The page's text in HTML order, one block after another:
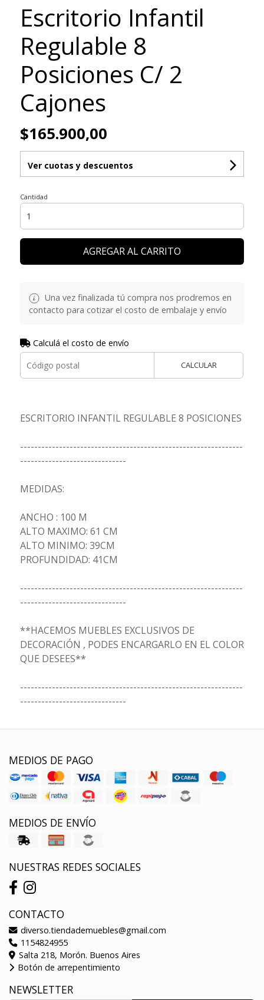
Escritorio Infantil
Regulable 8
Posiciones C/ 2
Cajones
$165.900,00
Ver cuotas y descuentos
Cantidad
AGREGAR AL CARRITO
Una vez finalizada tú compra nos prodremos en
contacto para cotizar el costo de embalaje y envío
Calculá el costo de envío
CALCULAR
ESCRITORIO INFANTIL REGULABLE 8 POSICIONES
---------------------------------------------------------------
------------------------------
MEDIDAS:
ANCHO : 100 M
ALTO MAXIMO: 61 CM
ALTO MINIMO: 39CM
PROFUNDIDAD: 41CM
---------------------------------------------------------------
------------------------------
**HACEMOS MUEBLES EXCLUSIVOS DE
DECORACIÓN , PODES ENCARGARLO EN EL COLOR
QUE DESEES**
---------------------------------------------------------------
------------------------------
MEDIOS DE PAGO
MEDIOS DE ENVÍO
NUESTRAS REDES SOCIALES
CONTACTO
diverso.tiendademuebles@gmail.com
1154824955
Salta 218, Morón. Buenos Aires
Botón de arrepentimiento
NEWSLETTER